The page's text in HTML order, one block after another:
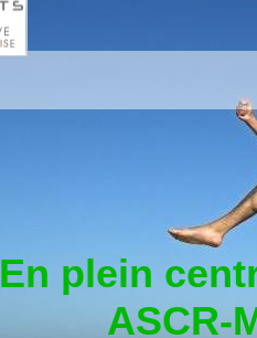
En plein
ASCR-